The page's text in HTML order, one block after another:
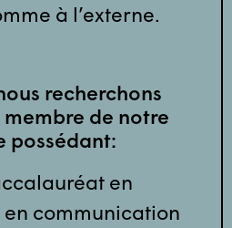
à l’externe.
recherchons
membre de notre
possédant:
en
en communication